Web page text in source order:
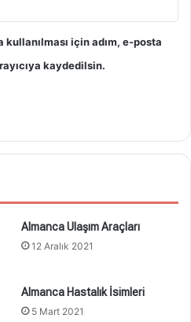
için adım, e-posta
kaydedilsin.
Almanca Ulaşım Araçları
12 Aralık 2021
Almanca Hastalık İsimleri
5 Mart 2021